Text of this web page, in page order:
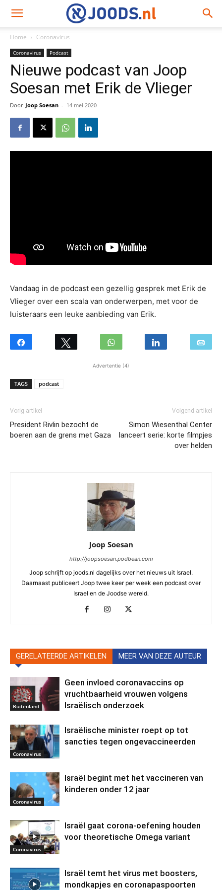
Home Coronavirus
Coronavirus Podcast
Nieuwe podcast van Joop
Soesan met Erik de Vlieger
Door Joop Soesan - 14 mei 2020
Vandaag in de podcast een gezellig gesprek met Erik de
Vlieger over een scala van onderwerpen, met voor de
luisteraars een leuke aanbieding van Erik.
Advertentie (4)
TAGS podcast
Vorig artikel
President Rivlin bezocht de
boeren aan de grens met Gaza
Volgend artikel
Simon Wiesenthal Center
lanceert serie: korte filmpjes
over helden
Joop Soesan
http://joopsoesan.podbean.com
Joop schrijft op joods.nl dagelijks over het nieuws uit Israel.
Daarnaast publiceert Joop twee keer per week een podcast over
Israel en de Joodse wereld.
GERELATEERDE ARTIKELEN MEER VAN DEZE AUTEUR
Buitenland
Geen invloed coronavaccins op
vruchtbaarheid vrouwen volgens
Israëlisch onderzoek
Coronavirus
Israëlische minister roept op tot
sancties tegen ongevaccineerden
Coronavirus
Israël begint met het vaccineren van
kinderen onder 12 jaar
Coronavirus
Israël gaat corona-oefening houden
voor theoretische Omega variant
Israël temt het virus met boosters,
mondkapjes en coronapaspoorten